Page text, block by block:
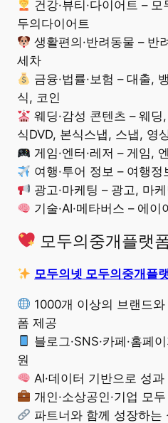
건강·뷰티·다이어트 –
두의다이어트
생활편의·반려동물 – 반
세차
금융·법률·보험 – 대출,
식, 코인
웨딩·감성 콘텐츠 – 웨
식DVD, 본식스냅, 스냅, 영
게임·엔터·레저 – 게임,
여행·투어 정보 – 여행
광고·마케팅 – 광고, 마
기술·AI·메타버스 – 에
모두의중개플랫
모두의넷 모두의중개플
1000개 이상의 브랜드
폼 제공
블로그·SNS·카페·홈페
원
AI·데이터 기반으로 성
개인·소상공인·기업 모
파트너와 함께 성장하는